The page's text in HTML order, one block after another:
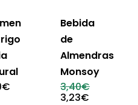
€
Bebida
de
Almendras
Monsoy
3,40€El
3,23€